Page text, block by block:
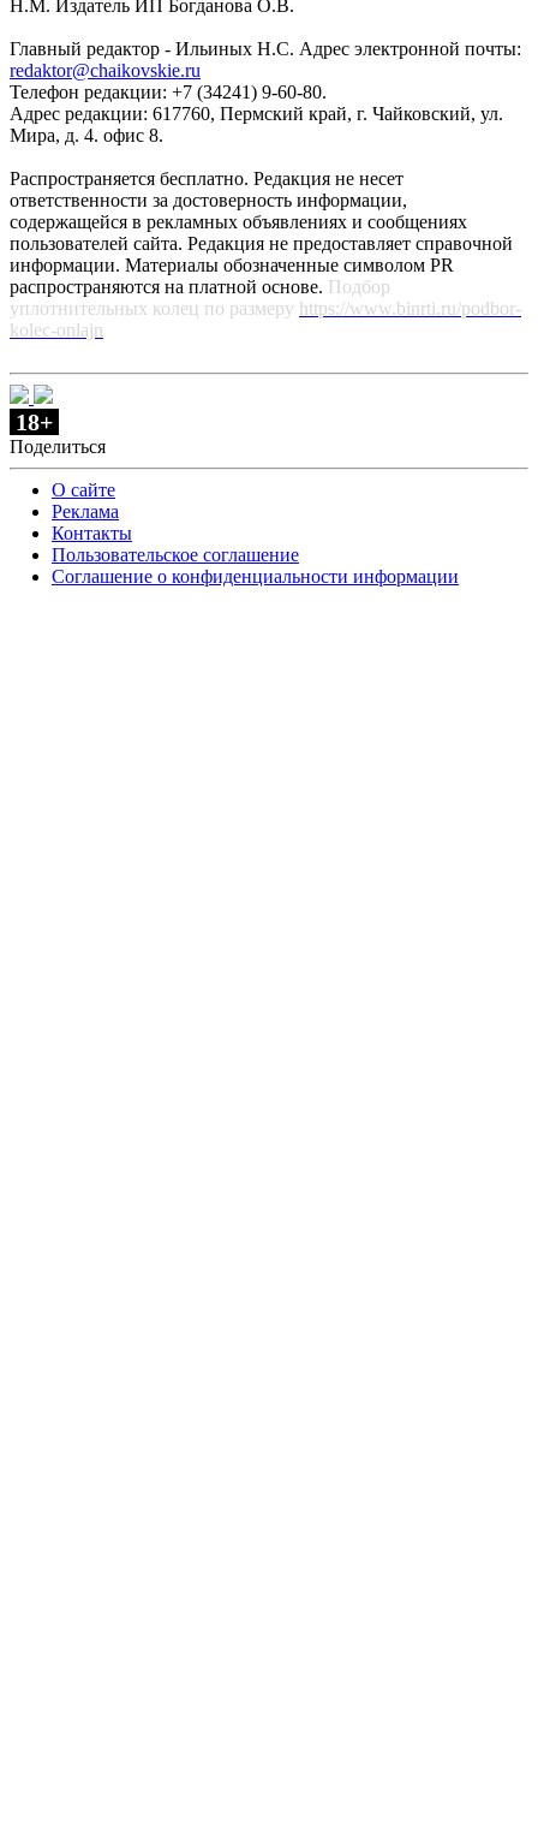
Н.М. Издатель ИП Богданова О.В.
Главный редактор - Ильиных Н.С. Адрес электронной почты:
redaktor@chaikovskie.ru
Телефон редакции: +7 (34241) 9-60-80.
Адрес редакции: 617760, Пермский край, г. Чайковский, ул.
Мира, д. 4. офис 8.
Распространяется бесплатно. Редакция не несет
ответственности за достоверность информации,
содержащейся в рекламных объявлениях и сообщениях
пользователей сайта. Редакция не предоставляет справочной
информации. Материалы обозначенные символом PR
распространяются на платной основе. Подбор
уплотнительных колец по размеру https://www.binrti.ru/podbor-
kolec-onlajn
18+
Поделиться
О сайте
Реклама
Контакты
Пользовательское соглашение
Соглашение о конфиденциальности информации